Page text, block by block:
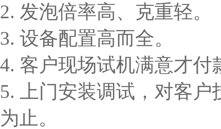
2. 发泡倍率高、克重轻。
3. 设备配置高而全。
4. 客户现场试机满意才付
5. 上门安装调试，对客
为止。